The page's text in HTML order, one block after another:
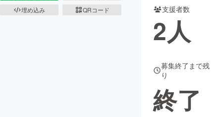
CAMPFIRE for Social Good
CAMPFIRE Creation
コミュニティ
埋め込み
QRコード 支援者数
2人
募集終了まで残
り
終了